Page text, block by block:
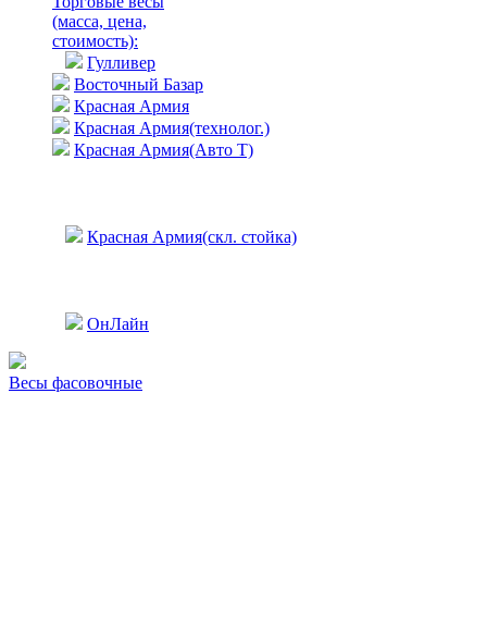
(масса, цена,
стоимость):
Гулливер
Восточный Базар
Красная Армия
Красная Армия(технолог.)
Красная Армия(Авто Т)
Красная Армия(скл. стойка)
ОнЛайн
Весы фасовочные